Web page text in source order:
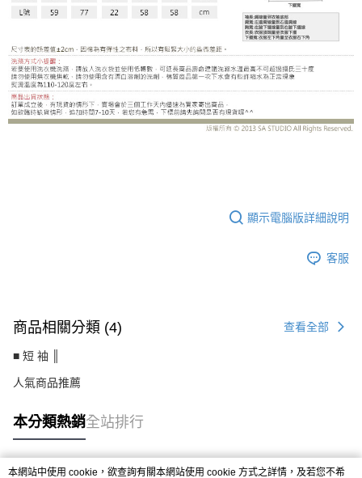
顯示電腦版詳細說明
客服
商品相關分類 (4) 查看全部
■ 短 袖 ║
人氣商品推薦
本分類熱銷全站排行
本網站中使用 cookie，欲查詢有關本網站使用 cookie 方式之詳情，及若您不希